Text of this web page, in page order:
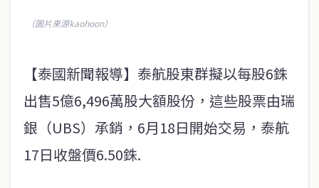
（圖片來源kaohoon）
【泰國新聞報導】泰航股東群擬以每股6銖
出售5億6,496萬股大額股份，這些股票由瑞
銀（UBS）承銷，6月18日開始交易，泰航
17日收盤價6.50銖.